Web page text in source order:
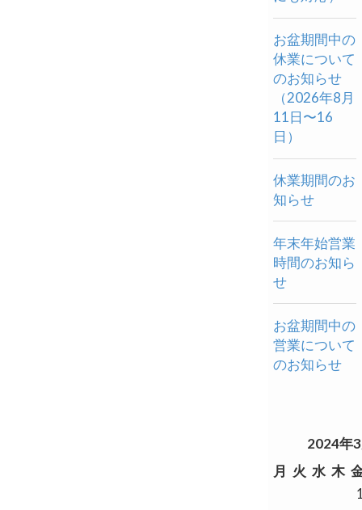
お盆期間中の
休業について
のお知らせ
（2026年8月
11日〜16
日）
休業期間のお
知らせ
年末年始営業
時間のお知ら
せ
お盆期間中の
営業について
のお知らせ
2024年
月 火 水 木